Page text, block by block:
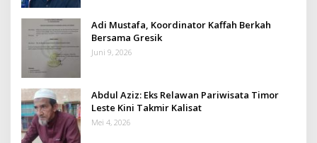
Adi Mustafa, Koordinator Kaffah Berkah
Bersama Gresik
Juni 9, 2026
Abdul Aziz: Eks Relawan Pariwisata Timor
Leste Kini Takmir Kalisat
Mei 4, 2026